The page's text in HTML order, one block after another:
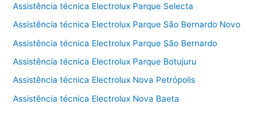
Assistência técnica Electrolux Parque Selecta
Assistência técnica Electrolux Parque São Bernardo Novo
Assistência técnica Electrolux Parque São Bernardo
Assistência técnica Electrolux Parque Botujuru
Assistência técnica Electrolux Nova Petrópolis
Assistência técnica Electrolux Nova Baeta